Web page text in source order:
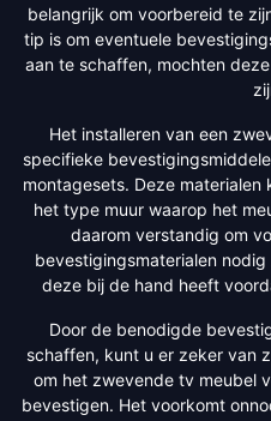
belangrijk om voorbereid te
tip is om eventuele
aan te schaffen, mochten
Het installeren van een
specifieke
montagesets. Deze
het type muur waarop het
daarom verstandig om
bevestigingsmaterialen
deze bij de hand heeft
Door de benodigde
schaffen, kunt u er zeker van
om het zwevende tv meubel
bevestigen. Het voorkomt